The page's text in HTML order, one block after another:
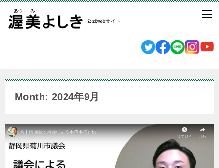
Month: 2024年9月